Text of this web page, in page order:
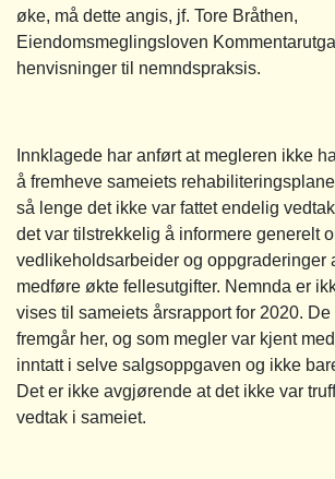
øke, må dette angis, jf. Tore Bråthen,
Eiendomsmeglingsloven
henvisninger til nemndspraksis.
Innklagede har anført at megleren ikke
å fremheve sameiets
så lenge det ikke var fattet endelig
det var tilstrekkelig å informere generelt
vedlikeholdsarbeider og oppgraderinger
medføre økte fellesutgifter. Nemnda er
vises til sameiets årsrapport for 2020.
fremgår her, og som megler var kjent
inntatt i selve salgsoppgaven og ikke
Det er ikke avgjørende at det ikke var
vedtak i sameiet.